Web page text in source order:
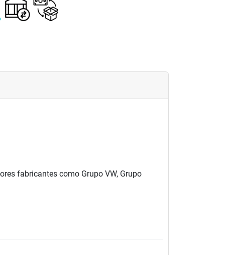
fabricantes como Grupo VW, Grupo